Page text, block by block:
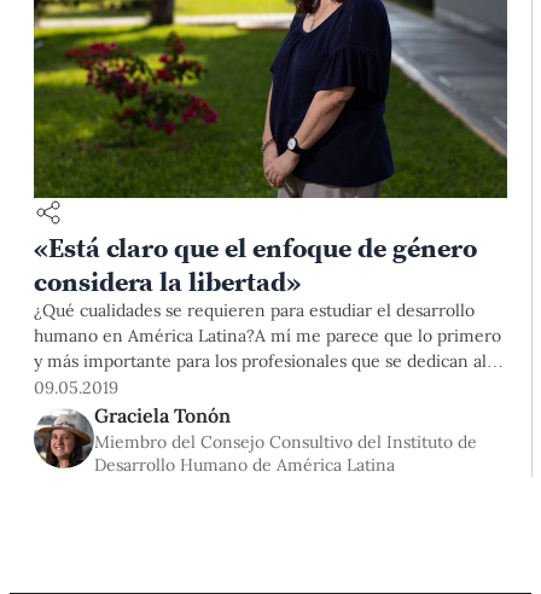
«Está claro que el enfoque de género
considera la libertad»
¿Qué cualidades se requieren para estudiar el desarrollo
humano en América Latina?A mí me parece que lo primero
y más importante para los profesionales que se dedican al
desarrollo humano, ya sea como investigadores, docentes o
que están en la actividad cotidiana o en el circuito de
generación de políticas públicas, es tener en claro que
09.05.2019
Graciela Tonón
Miembro del Consejo Consultivo del Instituto de
Desarrollo Humano de América Latina